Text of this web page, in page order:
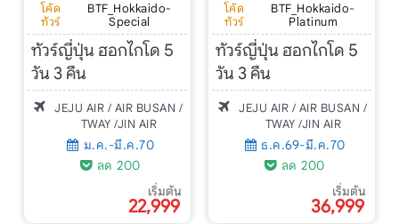
โค้ด
ทัวร์
BTF_Hokkaido-
Special
ทัวร์ญี่ปุ่น ฮอกไกโด 5
วัน 3 คืน
JEJU AIR / AIR BUSAN /
TWAY /JIN AIR
ม.ค.-มี.ค.70
ลด 200
เริ่มต้น
22,999
โค้ด
ทัวร์
BTF_Hokkaido-
Platinum
ทัวร์ญี่ปุ่น ฮอกไกโด 5
วัน 3 คืน
JEJU AIR / AIR BUSAN /
TWAY /JIN AIR
ธ.ค.69-มี.ค.70
ลด 200
เริ่มต้น
36,999